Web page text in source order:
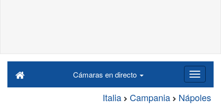
Cámaras en directo
Italia Campania Nápoles